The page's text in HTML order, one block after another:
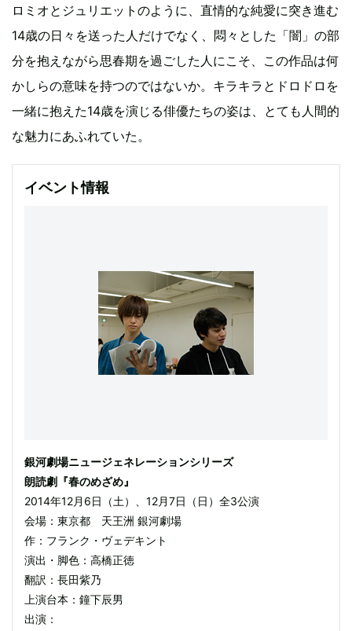
ロミオとジュリエットのように、直情的な純愛に突き進む
14歳の日々を送った人だけでなく、悶々とした「闇」の部
分を抱えながら思春期を過ごした人にこそ、この作品は何
かしらの意味を持つのではないか。キラキラとドロドロを
一緒に抱えた14歳を演じる俳優たちの姿は、とても人間的
な魅力にあふれていた。
イベント情報
銀河劇場ニュージェネレーションシリーズ
朗読劇『春のめざめ』
2014年12月6日（土）、12月7日（日）全3公演
会場：東京都 天王洲 銀河劇場
作：フランク・ヴェデキント
演出・脚色：高橋正徳
翻訳：長田紫乃
上演台本：鐘下辰男
出演：